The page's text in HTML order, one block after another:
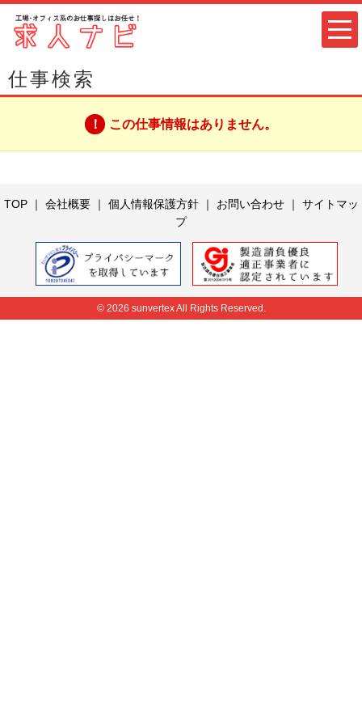
仕事検索
この仕事情報はありません。
TOP｜ 会社概要｜ 個人情報保護方針｜ お問い合わせ｜ サイトマッ
プ
© 2026 sunvertex All Rights Reserved.